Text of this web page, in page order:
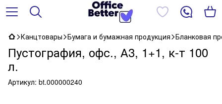
Канцтовары Бумага и бумажная продукция Бланковая
Пустография, офс., А3, 1+1, к-т 100
л.
Артикул: bt.000000240